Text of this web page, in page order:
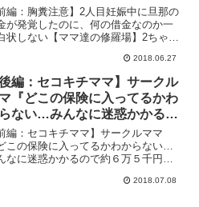
達の修羅場】
編：胸糞注意】2人目妊娠中に旦那の
が発覚したのに、何の借金なのか一
状しない【ママ達の修羅場】2ちゃん
を動画にまとめます！キチママ、泥
、エネ夫、姑舅との確執など盛りだ
ん！コメントもお...
2018.06.27
後編：セコキチママ】サークル
『どこの保険に入ってるかわ
ない…みんなに迷惑かかるの
約６万５千円返金します…』私
会費５９９円使って私用の…も
たよね？』サークルママ『』
編：セコキチママ】サークルママ
この保険に入ってるかわからない…
なに迷惑かかるので約６万５千円返
の…も買ったよね？』サークルママ
2018.07.08